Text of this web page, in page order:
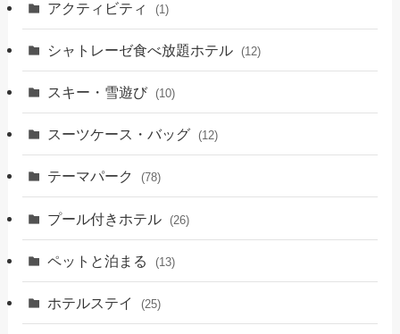
アクティビティ (1)
シャトレーゼ食べ放題ホテル (12)
スキー・雪遊び (10)
スーツケース・バッグ (12)
テーマパーク (78)
プール付きホテル (26)
ペットと泊まる (13)
ホテルステイ (25)